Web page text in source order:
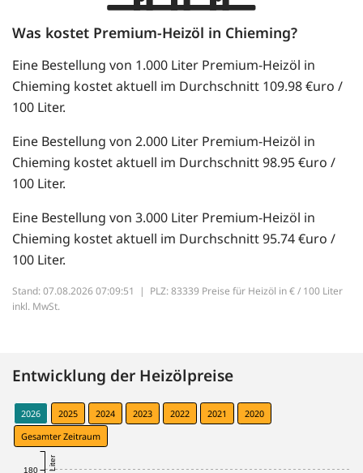
Was kostet Premium-Heizöl in Chieming?
Eine Bestellung von 1.000 Liter Premium-Heizöl in
Chieming kostet aktuell im Durchschnitt 109.98 €uro /
100 Liter.
Eine Bestellung von 2.000 Liter Premium-Heizöl in
Chieming kostet aktuell im Durchschnitt 98.95 €uro /
100 Liter.
Eine Bestellung von 3.000 Liter Premium-Heizöl in
Chieming kostet aktuell im Durchschnitt 95.74 €uro /
100 Liter.
Stand: 07.08.2026 07:09:51 | PLZ: 83339 Preise für Heizöl in € / 100 Liter
inkl. MwSt.
Entwicklung der Heizölpreise
2026 2025 2024 2023 2022 2021
2020
Gesamter Zeitraum
180